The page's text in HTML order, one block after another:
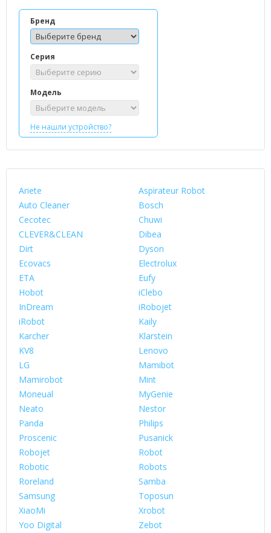
Бренд
Серия
Модель
Не нашли устройство?
Ariete
Aspirateur Robot
Auto Cleaner
Bosch
Cecotec
Chuwi
CLEVER&CLEAN
Dibea
Dirt
Dyson
Ecovacs
Electrolux
ETA
Eufy
Hobot
iClebo
InDream
iRobojet
iRobot
Kaily
Karcher
Klarstein
KV8
Lenovo
LG
Mamibot
Mamirobot
Mint
Moneual
MyGenie
Neato
Nestor
Panda
Philips
Proscenic
Pusanick
Robojet
Robot
Robotic
Robots
Roreland
Samba
Samsung
Toposun
XiaoMi
Xrobot
Yoo Digital
Zebot